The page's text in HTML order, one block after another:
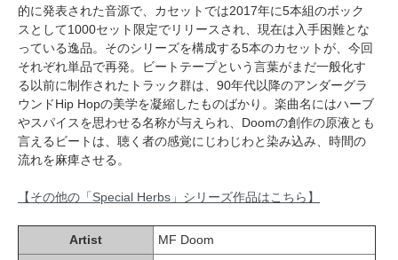
的に発表された音源で、カセットでは2017年に5本組のボック
スとして1000セット限定でリリースされ、現在は入手困難とな
っている逸品。そのシリーズを構成する5本のカセットが、今回
それぞれ単品で再発。ビートテープという言葉がまだ一般化す
る以前に制作されたトラック群は、90年代以降のアンダーグラ
ウンドHip Hopの美学を凝縮したものばかり。楽曲名にはハーブ
やスパイスを思わせる名称が与えられ、Doomの創作の原液とも
言えるビートは、聴く者の感覚にじわじわと染み込み、時間の
流れを麻痺させる。
【その他の「Special Herbs」シリーズ作品はこちら】
Artist MF Doom